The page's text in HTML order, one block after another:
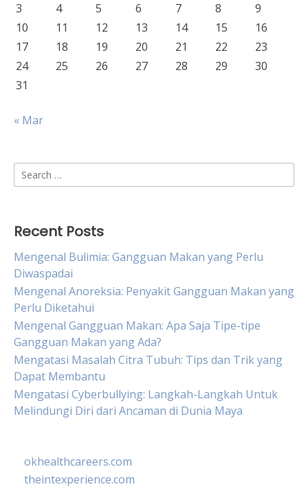
3
4 5 6 7 8
9
10
11 12 13 14 15
16
17
18 19 20 21 22
23
24
25 26 27 28 29
30
31
« Mar
Search
for:
Recent Posts
Mengenal Bulimia: Gangguan Makan yang Perlu
Diwaspadai
Mengenal Anoreksia: Penyakit Gangguan Makan yang
Perlu Diketahui
Mengenal Gangguan Makan: Apa Saja Tipe-tipe
Gangguan Makan yang Ada?
Mengatasi Masalah Citra Tubuh: Tips dan Trik yang
Dapat Membantu
Mengatasi Cyberbullying: Langkah-Langkah Untuk
Melindungi Diri dari Ancaman di Dunia Maya
okhealthcareers.com
theintexperience.com